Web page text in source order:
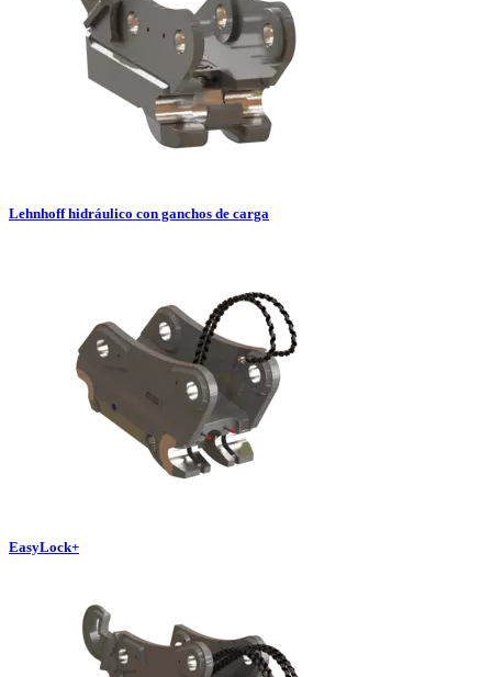
Lehnhoff hidráulico con ganchos de carga
EasyLock+